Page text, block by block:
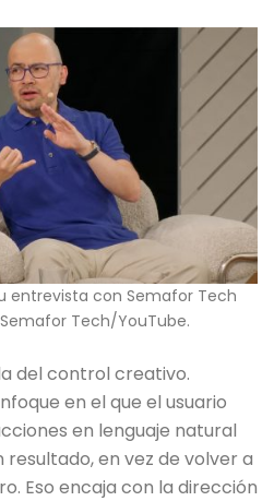
entrevista con Semafor Tech
Tech/YouTube.
del control creativo.
en el que el usuario
en lenguaje natural
en vez de volver a
Eso encaja con la dirección